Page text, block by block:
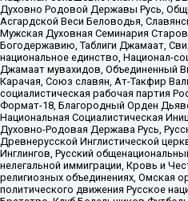
Духовно Родовой Державы Русь,
Асгардской Веси Беловодья,
Мужская Духовная Семинария
Богодержавию, Таблиги Джамаат,
национальное единство, Национал-
Джамаат мувахидов, Объединенный
Карачая, Союз славян, Ат-Такфир
социалистическая рабочая партия
Формат-18, Благородный Орден
Национальная Социалистическая
Духовно-Родовая Держава Русь,
Древнерусской Инглистической
Инглингов, Русский
нелегальной иммиграции, Кровь и
религиозных объединениях, Омская
политического движения Русское